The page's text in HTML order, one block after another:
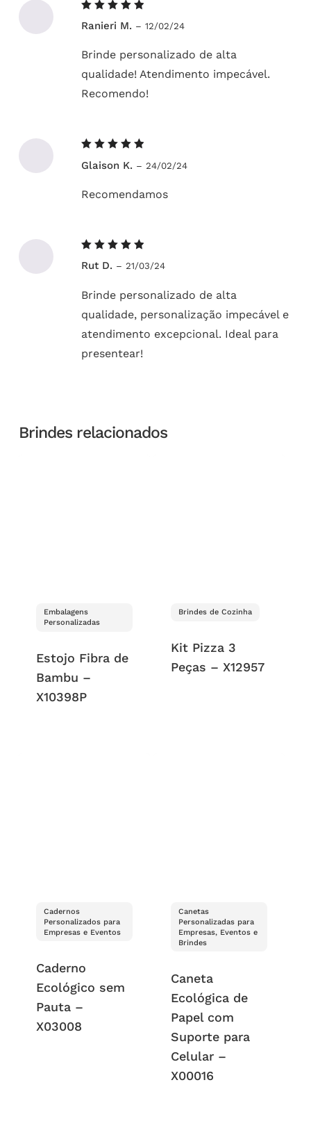
5de 5
Ranieri M. – 12/02/24
Brinde personalizado de alta
qualidade! Atendimento impecável.
Recomendo!
5de 5
Glaison K. – 24/02/24
Recomendamos
5de 5
Rut D. – 21/03/24
Brinde personalizado de alta
qualidade, personalização impecável e
atendimento excepcional. Ideal para
presentear!
Brindes relacionados
Embalagens
Personalizadas
Estojo Fibra de
Bambu –
X10398P
Brindes de Cozinha
Kit Pizza 3
Peças – X12957
Cadernos
Personalizados para
Empresas e Eventos
Caderno
Ecológico sem
Pauta –
X03008
Canetas
Personalizadas para
Empresas, Eventos e
Brindes
Caneta
Ecológica de
Papel com
Suporte para
Celular –
X00016